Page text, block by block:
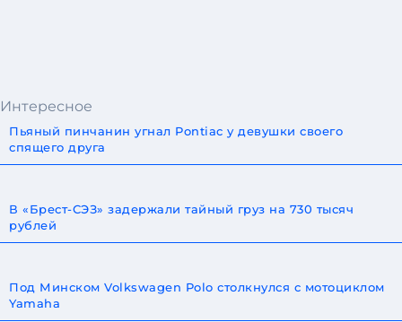
Интересное
Пьяный пинчанин угнал Pontiac у девушки своего
спящего друга
В «Брест-СЭЗ» задержали тайный груз на 730 тысяч
рублей
Под Минском Volkswagen Polo столкнулся с мотоциклом
Yamaha